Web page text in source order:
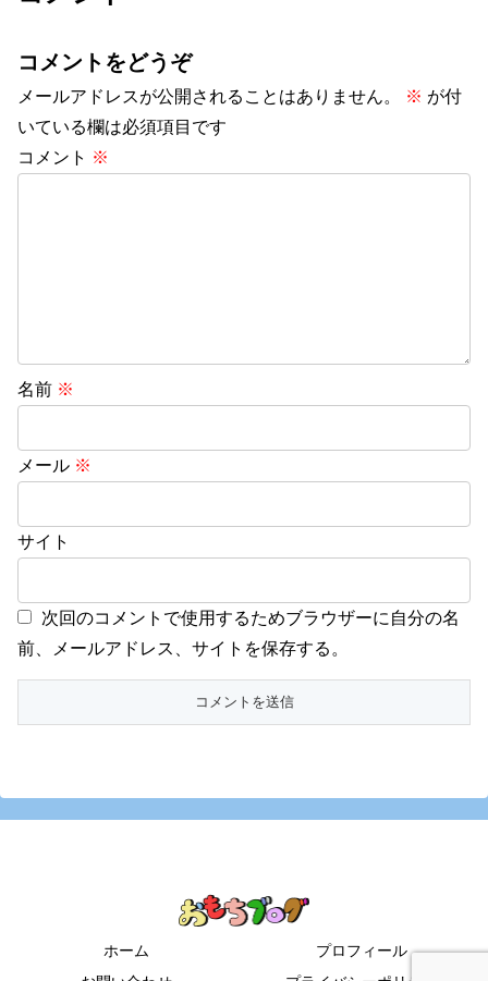
コメントをどうぞ
メールアドレスが公開されることはありません。 ※ が付
いている欄は必須項目です
コメント ※
名前 ※
メール ※
サイト
次回のコメントで使用するためブラウザーに自分の名
前、メールアドレス、サイトを保存する。
ホーム
プロフィール